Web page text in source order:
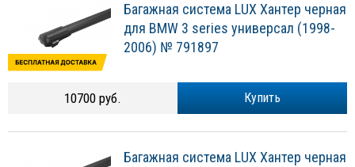
Багажная система LUX Хантер черная
для BMW 3 series универсал (1998-
2006) № 791897
Купить
10700 руб.
Багажная система LUX Хантер черная